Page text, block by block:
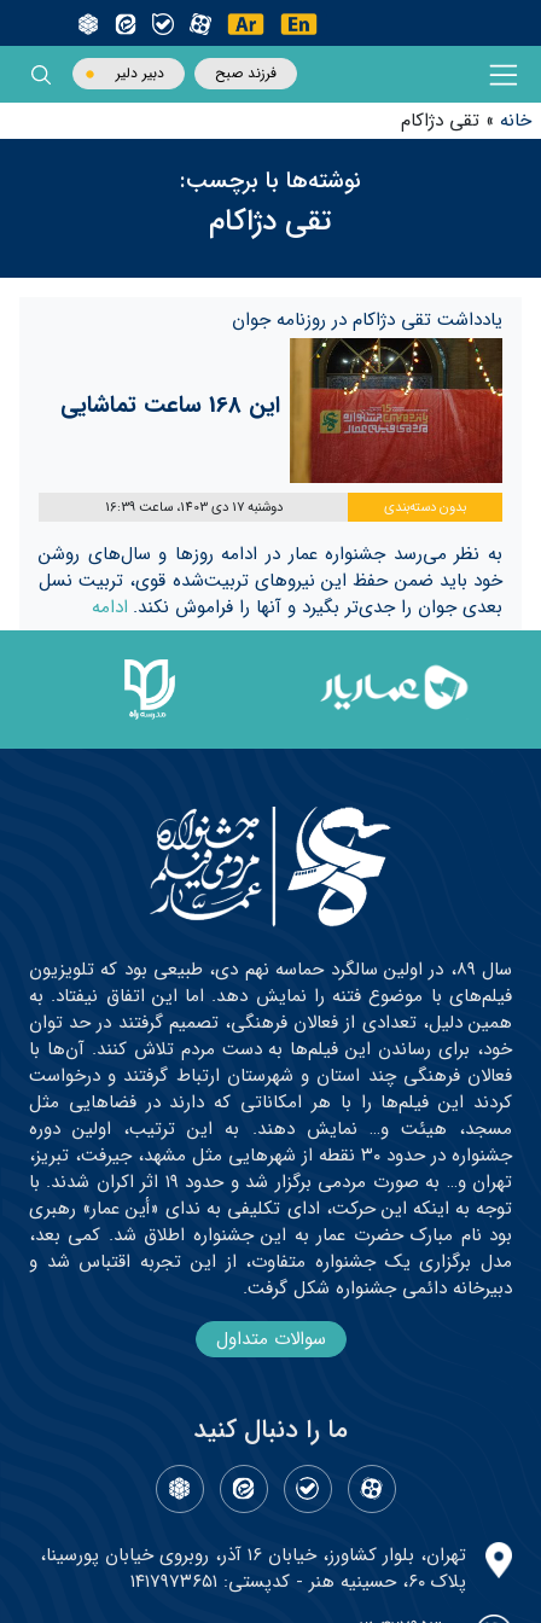
فرزند صبح دبیر دلیر
خانه » تقی دژاکام
نوشته‌ها با برچسب:
تقی دژاکام
یادداشت تقی دژاکام در روزنامه جوان
این 168 ساعت تماشایی
بدون دسته‌بندی دوشنبه 17 دی 1403، ساعت 16:39
به نظر می‌رسد جشنواره عمار در ادامه روز‌ها و سال‌های روشن
خود باید ضمن حفظ این نیرو‌های تربیت‌شده قوی، تربیت نسل
بعدی جوان را جدی‌تر بگیرد و آنها را فراموش نکند. ادامه
سال ۸۹، در اولین سالگرد حماسه نهم دی، طبیعی بود که تلویزیون
فیلم‌های با موضوع فتنه را نمایش دهد. اما این اتفاق نیفتاد. به
همین دلیل، تعدادی از فعالان فرهنگی، تصمیم گرفتند در حد توان
خود، برای رساندن این فیلم‌ها به دست مردم تلاش کنند. آن‌ها با
فعالان فرهنگی چند استان و شهرستان ارتباط گرفتند و درخواست
کردند این فیلم‌ها را با هر امکاناتی که دارند در فضاهایی مثل
مسجد، هیئت و… نمایش دهند. به این ترتیب، اولین دوره
جشنواره در حدود ۳۰ نقطه از شهرهایی مثل مشهد، جیرفت، تبریز،
تهران و… به صورت مردمی برگزار شد و حدود ۱۹ اثر اکران شدند. با
توجه به اینکه این حرکت، ادای تکلیفی به ندای «أین عمار» رهبری
بود نام مبارک حضرت عمار به این جشنواره اطلاق شد. کمی بعد،
مدل برگزاری یک جشنواره متفاوت، از این تجربه اقتباس شد و
دبیرخانه دائمی جشنواره شکل گرفت.
سوالات متداول
ما را دنبال کنید
تهران، بلوار کشاورز، خیابان ۱۶ آذر، روبروی خیابان پورسینا،
پلاک ۶۰، حسینیه هنر - کدپستی: ۱۴۱۷۹۷۳۶۵۱